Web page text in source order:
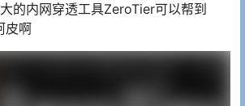
的内网穿透工具ZeroTier可以帮到
皮啊